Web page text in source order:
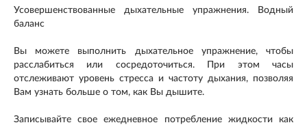
Усовершенствованные дыхательные упражнения. Водный
баланс
Вы можете выполнить дыхательное упражнение, чтобы
расслабиться или сосредоточиться. При этом часы
отслеживают уровень стресса и частоту дыхания, позволяя
Вам узнать больше о том, как Вы дышите.
Записывайте свое ежедневное потребление жидкости как